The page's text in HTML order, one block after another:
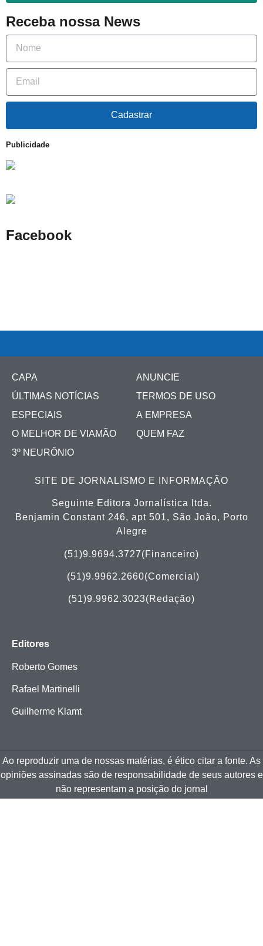
Receba nossa News
Cadastrar
Publicidade
Facebook
CAPA
ÚLTIMAS NOTÍCIAS
ESPECIAIS
O MELHOR DE VIAMÃO
3º NEURÔNIO
ANUNCIE
TERMOS DE USO
A EMPRESA
QUEM FAZ
SITE DE JORNALISMO E INFORMAÇÃO
Seguinte Editora Jornalística ltda.
Benjamin Constant 246, apt 501, São João, Porto
Alegre
(51)9.9694.3727(Financeiro)
(51)9.9962.2660(Comercial)
(51)9.9962.3023(Redação)
Editores
Roberto Gomes
Rafael Martinelli
Guilherme Klamt
Ao reproduzir uma de nossas matérias, é ético citar a fonte. As
opiniões assinadas são de responsabilidade de seus autores e
não representam a posição do jornal